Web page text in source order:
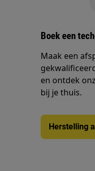
Boek een
Maak een
en ontdek
bij je thuis.
Herstelling